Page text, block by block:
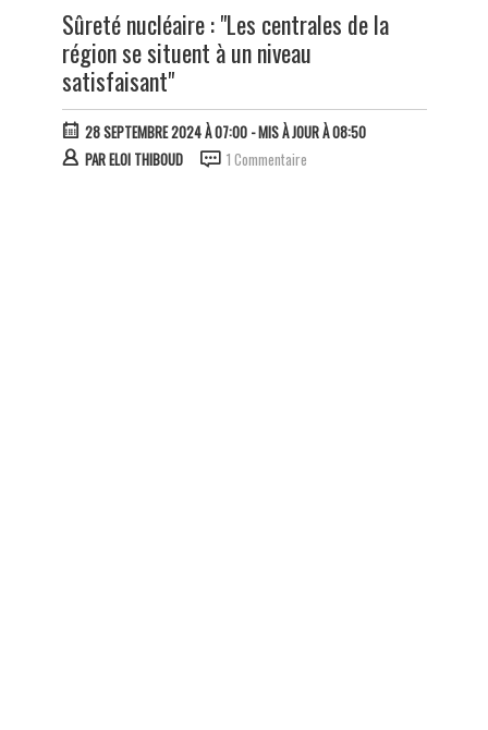
Sûreté nucléaire : "Les centrales de la
région se situent à un niveau
satisfaisant"
28 SEPTEMBRE 2024 À 07:00- MIS À JOUR À 08:50
PARELOI THIBOUD 1 Commentaire